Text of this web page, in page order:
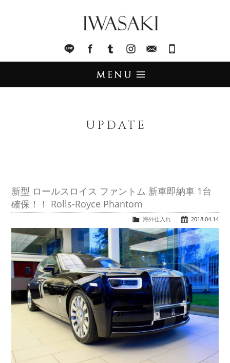
LINE facebook Tumblr InstagramMail
TRADE
買取査定
COMPANY
会社概要
UPDATE
新型 ロールスロイス ファントム 新車即納車 1台
確保！！ Rolls-Royce Phantom
2018.04.14
海外仕入れ